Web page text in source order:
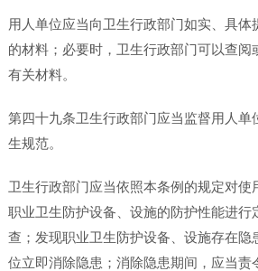
用人单位应当向卫生行政部门如实、具体
的材料；必要时，卫生行政部门可以查阅
有关材料。
第四十九条卫生行政部门应当监督用人单
生规范。
卫生行政部门应当依照本条例的规定对使
职业卫生防护设备、设施的防护性能进行
查；发现职业卫生防护设备、设施存在隐
位立即消除隐患；消除隐患期间，应当责